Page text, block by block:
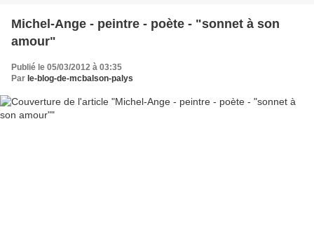
Michel-Ange - peintre - poète - "sonnet à son
amour"
Publié le 05/03/2012 à 03:35
Par le-blog-de-mcbalson-palys